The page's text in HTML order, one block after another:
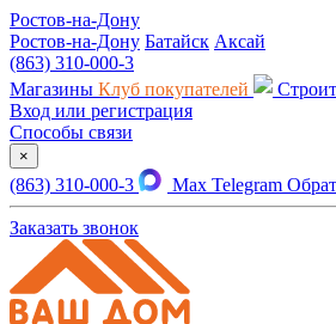
Ростов-на-Дону
Ростов-на-Дону Батайск Аксай
(863) 310-000-3
Магазины Клуб покупателей
Вход или регистрация
Способы связи
×
(863) 310-000-3 Max Telegram
Заказать звонок